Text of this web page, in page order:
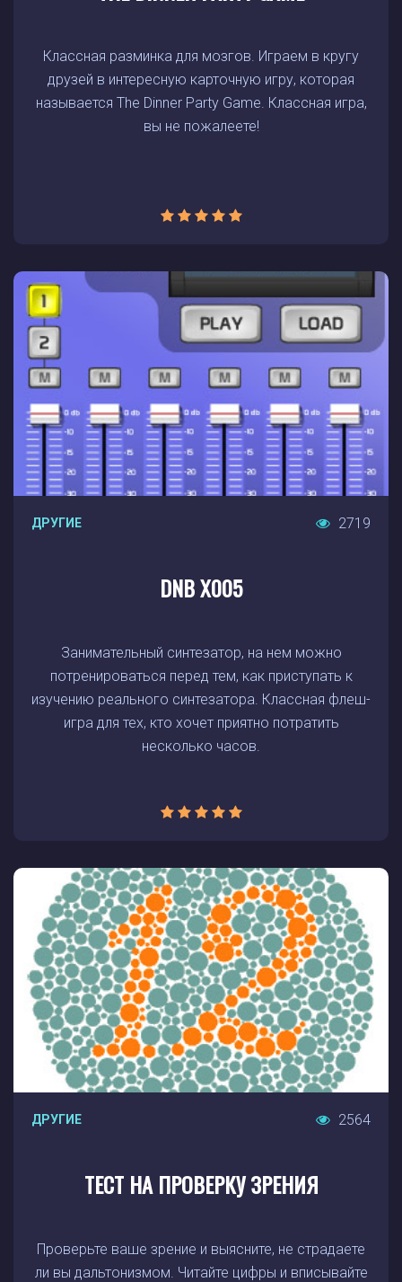
Классная разминка для мозгов. Играем в кругу
друзей в интересную карточную игру, которая
называется The Dinner Party Game. Классная игра,
вы не пожалеете!
ДРУГИЕ 2719
DNB X005
Занимательный синтезатор, на нем можно
потренироваться перед тем, как приступать к
изучению реального синтезатора. Классная флеш-
игра для тех, кто хочет приятно потратить
несколько часов.
ДРУГИЕ 2564
ТЕСТ НА ПРОВЕРКУ ЗРЕНИЯ
Проверьте ваше зрение и выясните, не страдаете
ли вы дальтонизмом. Читайте цифры и вписывайте